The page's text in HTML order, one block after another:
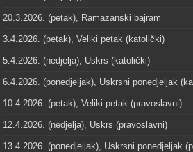
20.3.2026. (petak), Ramazanski bajram
3.4.2026. (petak), Veliki petak (katolički)
5.4.2026. (nedjelja), Uskrs (katolički)
6.4.2026. (ponedjeljak), Uskrsni ponedjeljak
10.4.2026. (petak), Veliki petak (pravoslavni)
12.4.2026. (nedjelja), Uskrs (pravoslavni)
13.4.2026. (ponedjeljak), Uskrsni ponedjeljak